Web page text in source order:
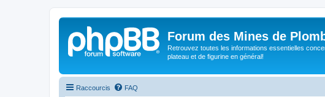
Forum des Mines de
Retrouvez toutes les informations essentielles
plateau et de figurine en général!
Raccourcis FAQ